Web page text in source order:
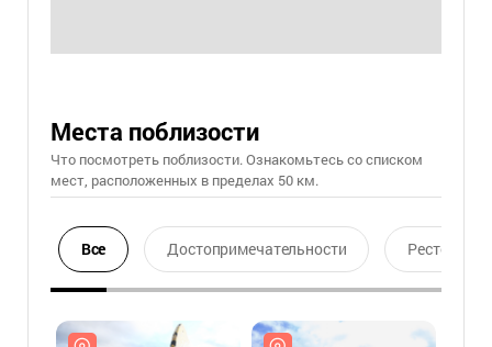
Места поблизости
Что посмотреть поблизости. Ознакомьтесь со списком
мест, расположенных в пределах 50 км.
Все Достопримечательности Ресторан